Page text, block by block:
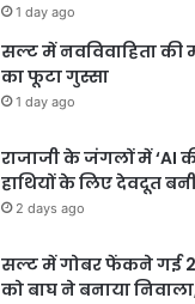
1 day ago
सल्ट में नवविवाहिता की
का फूटा गुस्सा
1 day ago
राजाजी के जंगलों में ‘AI
हाथियों के लिए देवदूत
2 days ago
सल्ट में गोबर फेंकने गई 21
को बाघ ने बनाया